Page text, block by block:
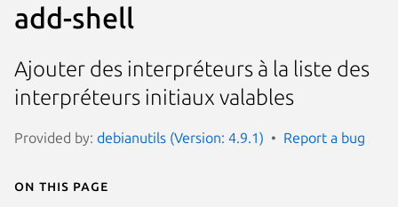
add-shell
Ajouter des interpréteurs à la liste des
interpréteurs initiaux valables
Provided by: debianutils (Version: 4.9.1) Report a bug
On this page